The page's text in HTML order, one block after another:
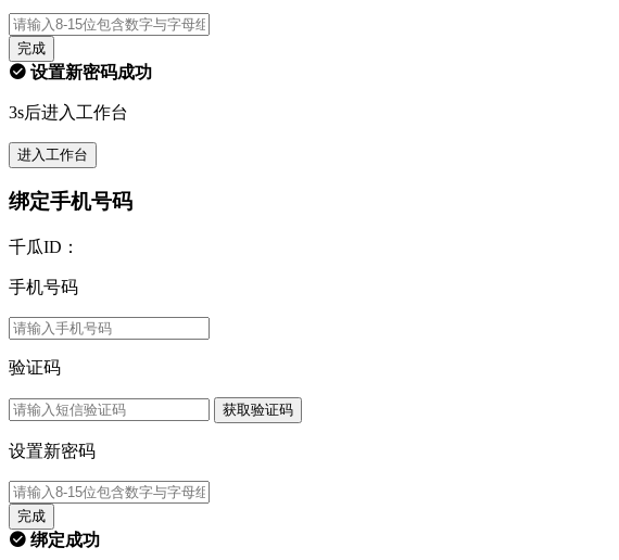
完成
设置新密码成功
3s后进入工作台
进入工作台
绑定手机号码
千瓜ID：
手机号码
验证码
获取验证码
设置新密码
完成
绑定成功